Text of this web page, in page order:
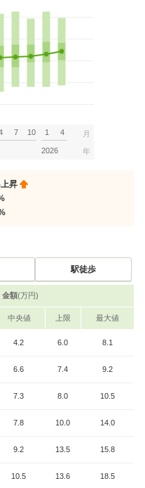
7 10 1 4
2026
月
年
昇
駅徒歩
金額(万円)
中央値 上限 最大値
4.2 6.0 8.1
6.6 7.4 9.2
7.3 8.0 10.5
7.8 10.0 14.0
9.2 13.5 15.8
10.5 13.6 18.5